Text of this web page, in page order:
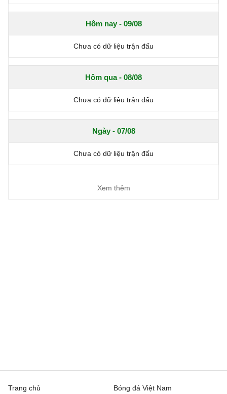
Hôm nay - 09/08
Chưa có dữ liệu trận đấu
Hôm qua - 08/08
Chưa có dữ liệu trận đấu
Ngày - 07/08
Chưa có dữ liệu trận đấu
Xem thêm
Trang chủ Bóng đá Việt Nam